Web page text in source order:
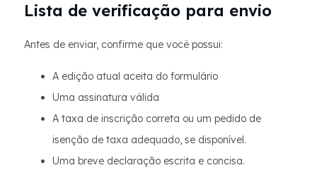
Lista de verificação para envio
Antes de enviar, confirme que você possui:
A edição atual aceita do formulário
Uma assinatura válida
A taxa de inscrição correta ou um pedido de
isenção de taxa adequado, se disponível.
Uma breve declaração escrita e concisa.